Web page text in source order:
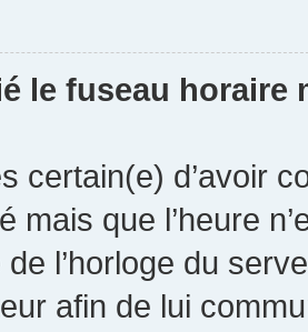
le fuseau horaire
certain(e) d’avoir
mais que l’heure
de l’horloge du
afin de lui